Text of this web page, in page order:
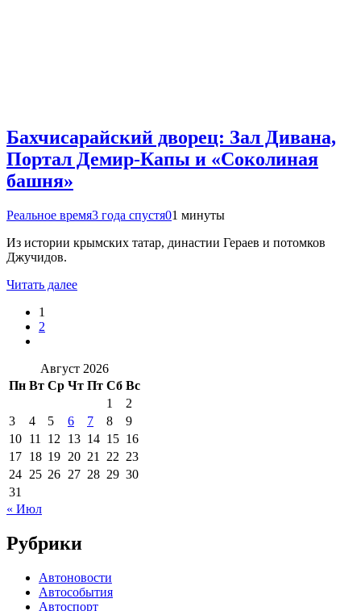
Бахчисарайский дворец: Зал Дивана,
Портал Демир-Капы и «Соколиная
башня»
Реальное время3 года спустя01 минуты
Из истории крымских татар, династии Гераев и потомков
Джучидов.
Читать далее
1
2
Август 2026
Пн Вт Ср Чт Пт Сб Вс
1
2
3
4 5 6 7 8
9
10 11 12 13 14 15 16
17 18 19 20 21 22 23
24 25 26 27 28 29 30
31
« Июл
Рубрики
Автоновости
Автособытия
Автоспорт